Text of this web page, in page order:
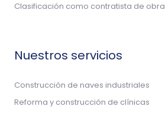
Clasificación como contratista de obra
Nuestros servicios
Construcción de naves industriales
Reforma y construcción de clínicas